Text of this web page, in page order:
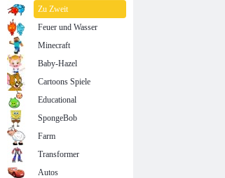
Zu Zweit
Feuer und Wasser
Minecraft
Baby-Hazel
Cartoons Spiele
Educational
SpongeBob
Farm
Transformer
Autos